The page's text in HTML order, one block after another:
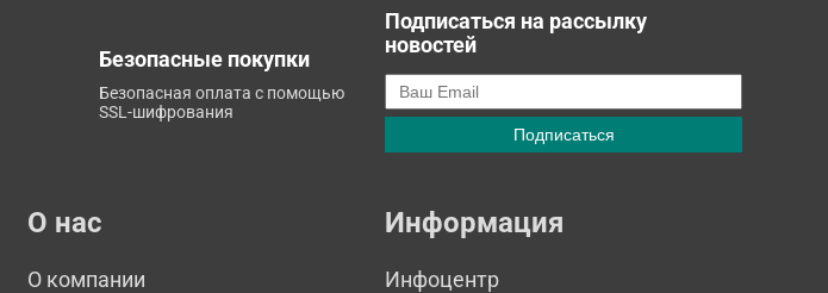
Безопасные покупки
Безопасная оплата с помощью
SSL-шифрования
Подписаться на рассылку
новостей
О нас
О компании
Информация
Инфоцентр